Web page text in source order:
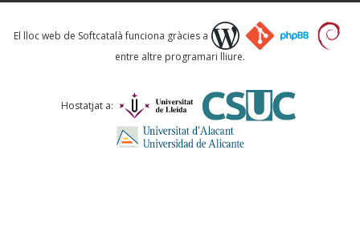
Què proposeu?
Comentari *
El lloc web de Softcatalà funciona gràcies a
entre altre programari lliure.
Hostatjat a: